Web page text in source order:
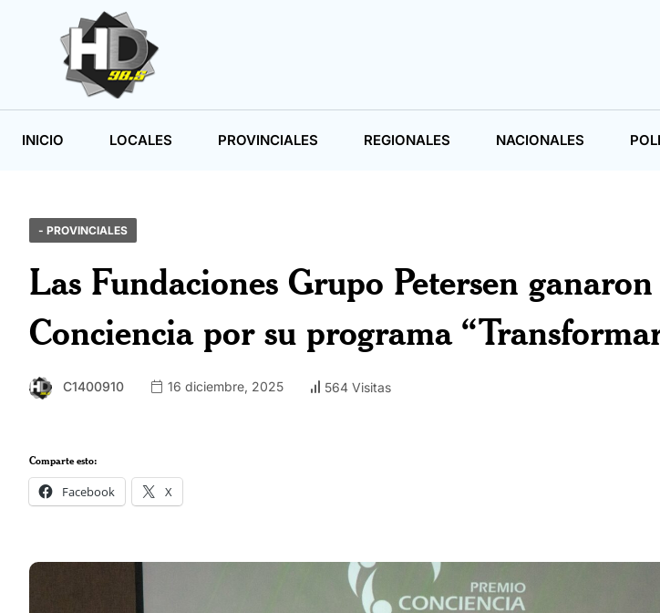
INICIO LOCALES PROVINCIALES REGIONALES NACIONALES
- PROVINCIALES
Las Fundaciones Grupo Petersen
Conciencia por su programa
C1400910 16 diciembre, 2025 564 Visitas
Comparte esto:
Facebook X